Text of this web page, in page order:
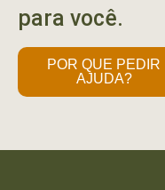
para você.
POR QUE PEDIR
AJUDA?